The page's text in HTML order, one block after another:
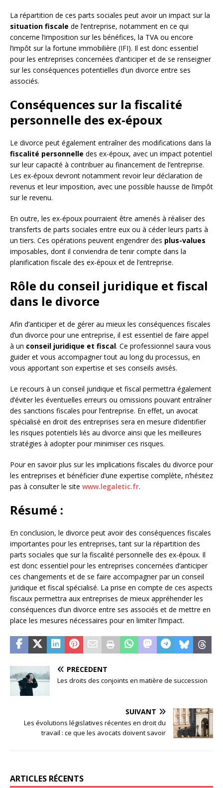
La répartition de ces parts sociales peut avoir un impact sur la
situation fiscale de l’entreprise, notamment en ce qui
concerne l’imposition sur les bénéfices, la TVA ou encore
l’impôt sur la fortune immobilière (IFI). Il est donc essentiel
pour les entreprises concernées d’anticiper et de se renseigner
sur les conséquences potentielles d’un divorce entre ses
associés.
Conséquences sur la fiscalité
personnelle des ex-époux
Le divorce peut également entraîner des modifications dans la
fiscalité personnelle des ex-époux, avec un impact potentiel
sur leur capacité à contribuer au financement de l’entreprise.
Les ex-époux devront notamment revoir leur déclaration de
revenus et leur imposition, avec une possible hausse de l’impôt
sur le revenu.
En outre, les ex-époux pourraient être amenés à réaliser des
transferts de parts sociales entre eux ou à céder leurs parts à
un tiers. Ces opérations peuvent engendrer des plus-values
imposables, dont il conviendra de tenir compte dans la
planification fiscale des ex-époux et de l’entreprise.
Rôle du conseil juridique et fiscal
dans le divorce
Afin d’anticiper et de gérer au mieux les conséquences fiscales
d’un divorce pour une entreprise, il est essentiel de faire appel
à un conseil juridique et fiscal. Ce professionnel saura vous
guider et vous accompagner tout au long du processus, en
vous apportant son expertise et ses conseils avisés.
Le recours à un conseil juridique et fiscal permettra également
d’éviter les éventuelles erreurs ou omissions pouvant entraîner
des sanctions fiscales pour l’entreprise. En effet, un avocat
spécialisé en droit des entreprises sera en mesure d’identifier
les risques potentiels liés au divorce ainsi que les meilleures
stratégies à adopter pour minimiser ces risques.
Pour en savoir plus sur les implications fiscales du divorce pour
les entreprises et bénéficier d’une expertise complète, n’hésitez
pas à consulter le site www.legaletic.fr.
Résumé :
En conclusion, le divorce peut avoir des conséquences fiscales
importantes pour les entreprises, tant sur la répartition des
parts sociales que sur la fiscalité personnelle des ex-époux. Il
est donc essentiel pour les entreprises concernées d’anticiper
ces changements et de se faire accompagner par un conseil
juridique et fiscal spécialisé. La prise en compte de ces aspects
fiscaux permettra aux entreprises de mieux appréhender les
conséquences d’un divorce entre ses associés et de mettre en
place les mesures nécessaires pour en limiter l’impact.
PRÉCÉDENT
Les droits des conjoints en matière de succession
SUIVANT
Les évolutions législatives récentes en droit du
travail : ce que les avocats doivent savoir
ARTICLES RÉCENTS